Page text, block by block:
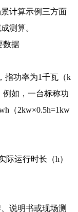
计算示例三方面
测算。
数据
指功率为1千瓦（k
如，一台标称功
（2kw×0.5h=1kw
际运行时长（h）
说明书或现场测